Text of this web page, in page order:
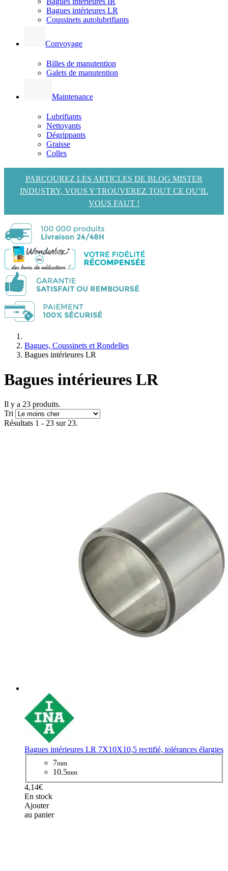
Bagues intérieures LR
Coussinets autolubrifiants
Convoyage
Billes de manutention
Galets de manutention
Maintenance
Lubrifiants
Nettoyants
Dégrippants
Graisse
Colles
PARCOUREZ LES ARTICLES DE BLOG MISTER
INDUSTRY, VOUS Y TROUVEREZ TOUT CE QU’IL
VOUS FAUT !
Bagues, Coussinets et Rondelles
Bagues intérieures LR
Bagues intérieures LR
Il y a 23 produits.
Tri
Résultats 1 - 23 sur 23.
Bagues intérieures LR 7X10X10,5 rectifié, tolérances élargies
7mm
10.5mm
4,14€
En stock
Ajouter
au panier